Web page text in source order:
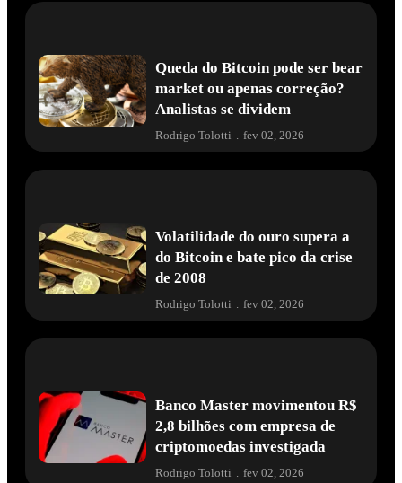
Queda do Bitcoin pode ser bear
market ou apenas correção?
Analistas se dividem
Rodrigo Tolotti . fev 02, 2026
Volatilidade do ouro supera a
do Bitcoin e bate pico da crise
de 2008
Rodrigo Tolotti . fev 02, 2026
Banco Master movimentou R$
2,8 bilhões com empresa de
criptomoedas investigada
Rodrigo Tolotti fev 02, 2026